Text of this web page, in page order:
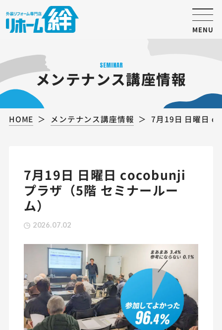
MENU
SEMINAR
メンテナンス講座情報
HOME メンテナンス講座情報 7月19日 日曜日
7月19日 日曜日 cocobunji
プラザ（5階 セミナールー
ム）
2026.07.02